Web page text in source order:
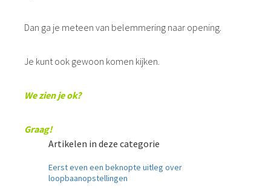
Dan ga je meteen van belemmering naar opening.
Je kunt ook gewoon komen kijken.
We zien je ok?
Graag!
Artikelen in deze categorie
Eerst even een beknopte uitleg over
loopbaanopstellingen